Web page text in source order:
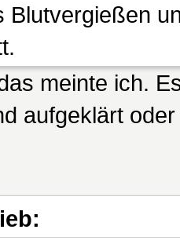
Blutvergießen
meinte ich.
aufgeklärt